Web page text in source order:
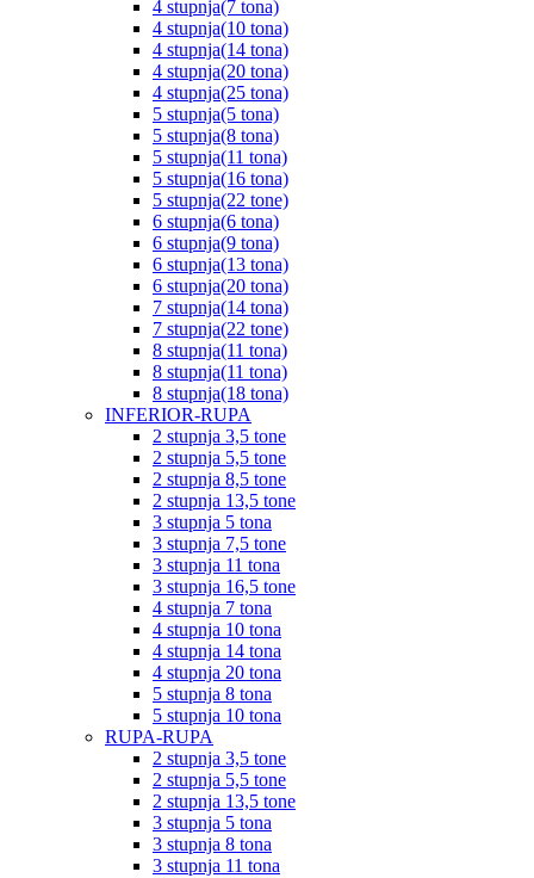
4 stupnja(7 tona)
4 stupnja(10 tona)
4 stupnja(14 tona)
4 stupnja(20 tona)
4 stupnja(25 tona)
5 stupnja(5 tona)
5 stupnja(8 tona)
5 stupnja(11 tona)
5 stupnja(16 tona)
5 stupnja(22 tone)
6 stupnja(6 tona)
6 stupnja(9 tona)
6 stupnja(13 tona)
6 stupnja(20 tona)
7 stupnja(14 tona)
7 stupnja(22 tone)
8 stupnja(11 tona)
8 stupnja(11 tona)
8 stupnja(18 tona)
INFERIOR-RUPA
2 stupnja 3,5 tone
2 stupnja 5,5 tone
2 stupnja 8,5 tone
2 stupnja 13,5 tone
3 stupnja 5 tona
3 stupnja 7,5 tone
3 stupnja 11 tona
3 stupnja 16,5 tone
4 stupnja 7 tona
4 stupnja 10 tona
4 stupnja 14 tona
4 stupnja 20 tona
5 stupnja 8 tona
5 stupnja 10 tona
RUPA-RUPA
2 stupnja 3,5 tone
2 stupnja 5,5 tone
2 stupnja 13,5 tone
3 stupnja 5 tona
3 stupnja 8 tona
3 stupnja 11 tona